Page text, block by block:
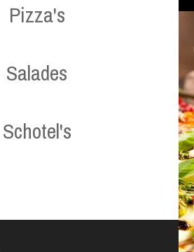
Pizza's
Salades
Schotel's